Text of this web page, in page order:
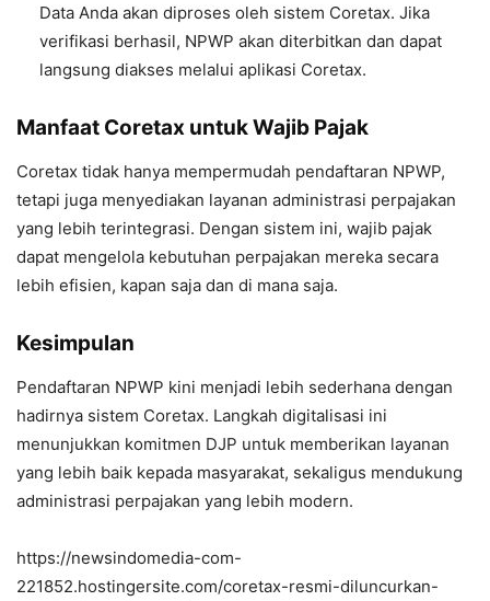
Data Anda akan diproses oleh sistem Coretax. Jika
verifikasi berhasil, NPWP akan diterbitkan dan dapat
langsung diakses melalui aplikasi Coretax.
Manfaat Coretax untuk Wajib Pajak
Coretax tidak hanya mempermudah pendaftaran NPWP,
tetapi juga menyediakan layanan administrasi perpajakan
yang lebih terintegrasi. Dengan sistem ini, wajib pajak
dapat mengelola kebutuhan perpajakan mereka secara
lebih efisien, kapan saja dan di mana saja.
Kesimpulan
Pendaftaran NPWP kini menjadi lebih sederhana dengan
hadirnya sistem Coretax. Langkah digitalisasi ini
menunjukkan komitmen DJP untuk memberikan layanan
yang lebih baik kepada masyarakat, sekaligus mendukung
administrasi perpajakan yang lebih modern.
https://newsindomedia-com-
221852.hostingersite.com/coretax-resmi-diluncurkan-